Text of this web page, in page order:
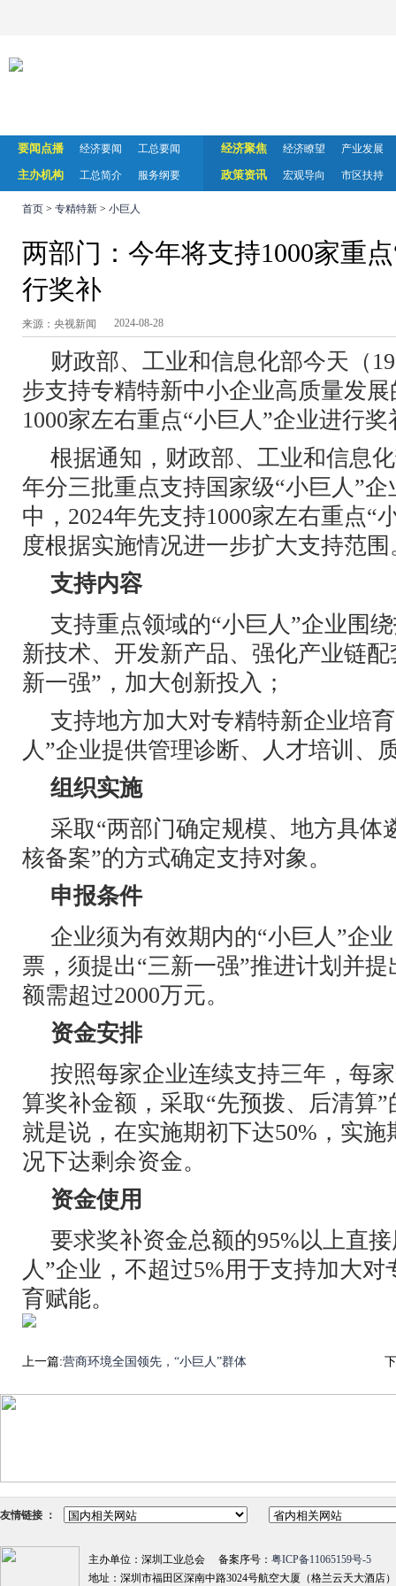
要闻点播 经济要闻 工总要闻
主办机构 工总简介 服务纲要
经济聚焦 经济瞭望 产业发展
政策资讯 宏观导向 市区扶持
首页 > 专精特新 > 小巨人
两部门：今年将支持1000家重
行奖补
来源：央视新闻 2024-08-28
财政部、工业和信息化部今天（
步支持专精特新中小企业高质量发
1000家左右重点“小巨人”企业进行奖
根据通知，财政部、工业和信息
年分三批重点支持国家级“小巨人”
中，2024年先支持1000家左右重点“
度根据实施情况进一步扩大支持范围
支持内容
支持重点领域的“小巨人”企业围
新技术、开发新产品、强化产业链
新一强”，加大创新投入；
支持地方加大对专精特新企业培
人”企业提供管理诊断、人才培训、
组织实施
采取“两部门确定规模、地方具体
核备案”的方式确定支持对象。
申报条件
企业须为有效期内的“小巨人”企
票，须提出“三新一强”推进计划并
额需超过2000万元。
资金安排
按照每家企业连续支持三年，每
算奖补金额，采取“先预拨、后清算
就是说，在实施期初下达50%，实
况下达剩余资金。
资金使用
要求奖补资金总额的95%以上直
人”企业，不超过5%用于支持加大
育赋能。
上一篇:营商环境全国领先，“小巨人”群体
友情链接 ：
主办单位：深圳工业总会 备案序号： 粤ICP备11065159号-5
地址：深圳市福田区深南中路3024号航空大厦（格兰云天大酒店